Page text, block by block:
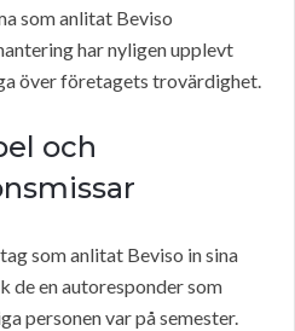
som anlitat Beviso
har nyligen upplevt
över företagets trovärdighet.
och
som anlitat Beviso in sina
de en autoresponder som
personen var på semester.